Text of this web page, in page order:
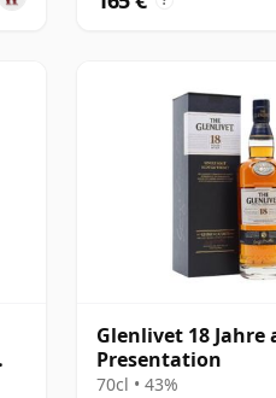
Glenlivet 18 Jahre
Presentation
70cl • 43%